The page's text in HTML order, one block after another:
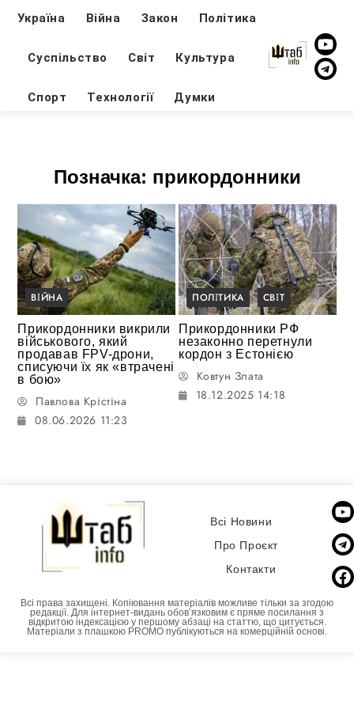
Україна Війна Закон Політика
Суспільство Світ Культура
Спорт Технології Думки
Позначка: прикордонники
ВІЙНА
Прикордонники викрили
військового, який
продавав FPV-дрони,
списуючи їх як «втрачені
в бою»
Павлова Крістіна
08.06.2026 11:23
ПОЛІТИКА СВІТ
Прикордонники РФ
незаконно перетнули
кордон з Естонією
Ковтун Злата
18.12.2025 14:18
Всі Новини
Про Проєкт
Контакти
Всі права захищені. Копіювання матеріалів можливе тільки за згодою
редакції. Для інтернет-видань обовʼязковим є пряме посилання з
відкритою індексацією у першому абзаці на статтю, що цитується.
Матеріали з плашкою PROMO публікуються на комерційній основі.